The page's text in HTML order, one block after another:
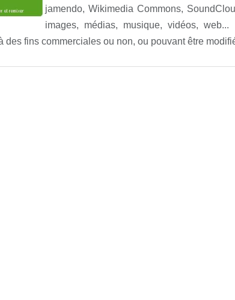
jamendo, Wikimedia Commons,
images, médias, musique, vidéos,
des fins commerciales ou non, ou pouvant être